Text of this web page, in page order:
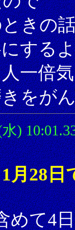
きの
する
一倍
をが
)
28日
めて4